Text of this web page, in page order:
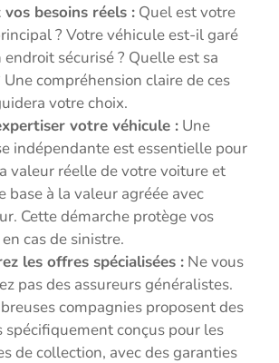
vos besoins réels : Quel est votre
? Votre véhicule est-il garé
endroit sécurisé ? Quelle est sa
Une compréhension claire de ces
votre choix.
votre véhicule : Une
indépendante est essentielle pour
valeur réelle de votre voiture et
base à la valeur agréée avec
Cette démarche protège vos
cas de sinistre.
les offres spécialisées : Ne vous
pas des assureurs généralistes.
compagnies proposent des
spécifiquement conçus pour les
de collection, avec des garanties